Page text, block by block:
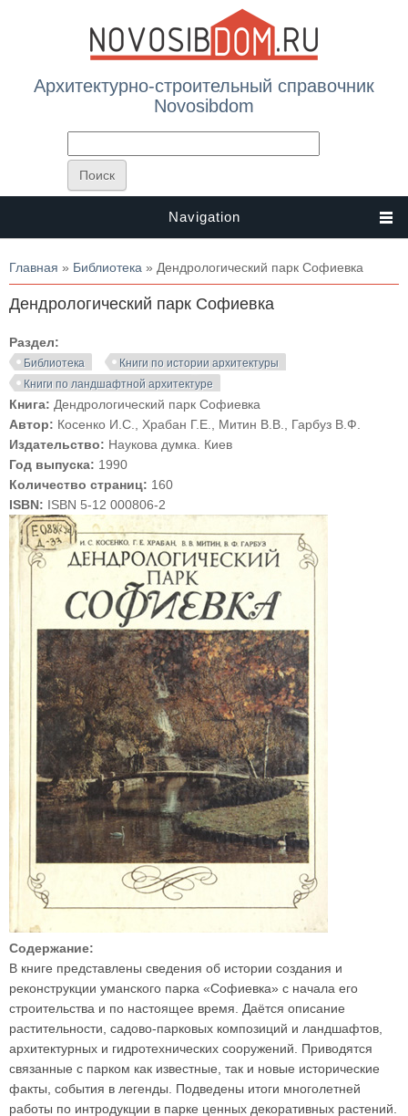
Архитектурно-строительный справочник
Novosibdom
Navigation
Вы здесь
Главная » Библиотека » Дендрологический парк Софиевка
Дендрологический парк Софиевка
Раздел:
Библиотека
Книги по истории архитектуры
Книги по ландшафтной архитектуре
Книга: Дендрологический парк Софиевка
Автор: Косенко И.С., Храбан Г.Е., Митин В.В., Гарбуз В.Ф.
Издательство: Наукова думка. Киев
Год выпуска: 1990
Количество страниц: 160
ISBN: ISBN 5-12 000806-2
Содержание:
В книге представлены сведения об истории создания и
реконструкции уманского парка «Софиевка» с начала его
строительства и по настоящее время. Даётся описание
растительности, садово-парковых композиций и ландшафтов,
архитектурных и гидротехнических сооружений. Приводятся
связанные с парком как известные, так и новые исторические
факты, события в легенды. Подведены итоги многолетней
работы по интродукции в парке ценных декоративных растений.